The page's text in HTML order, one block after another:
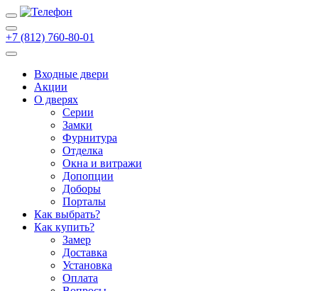
+7 (812) 760-80-01
Входные двери
Акции
О дверях
Cерии
Замки
Фурнитура
Отделка
Окна и витражи
Допопции
Доборы
Порталы
Как выбрать?
Как купить?
Замер
Доставка
Установка
Оплата